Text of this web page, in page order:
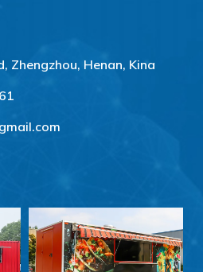
Zhengzhou, Henan, Kina
Maori
Eesti
Slovenčina